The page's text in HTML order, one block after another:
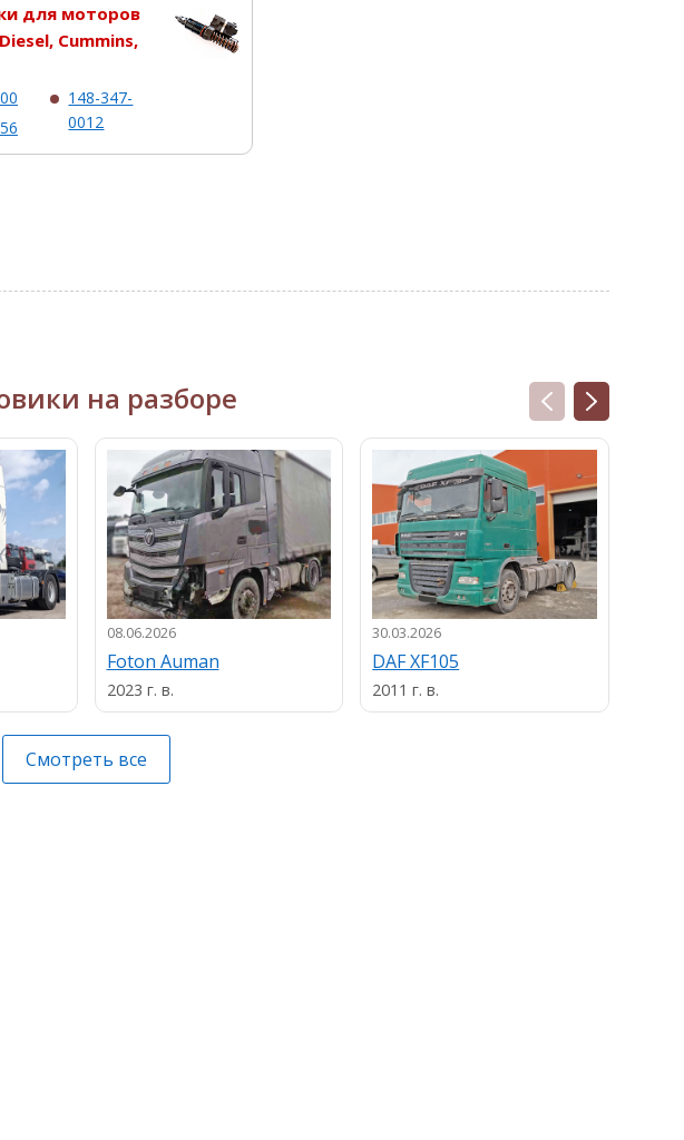
для моторов
Cummins,
148-347-
0012
на разборе
08.06.2026
Foton Auman
2023 г. в.
30.03.2026
DAF XF105
2011 г. в.
Смотреть все